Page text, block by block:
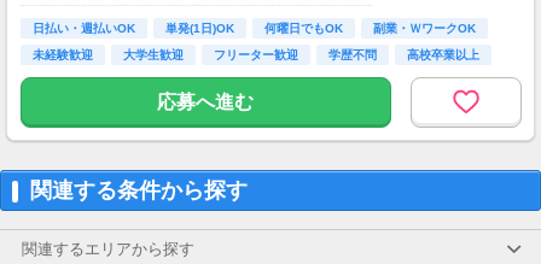
日払い・週払いOK 単発(1日)OK 何曜日でもOK
副業・ＷワークOK
未経験歓迎
大学生歓迎 フリーター歓迎 学歴不問 高校卒業以上
応募へ進む
関連する条件から探す
関連するエリアから探す